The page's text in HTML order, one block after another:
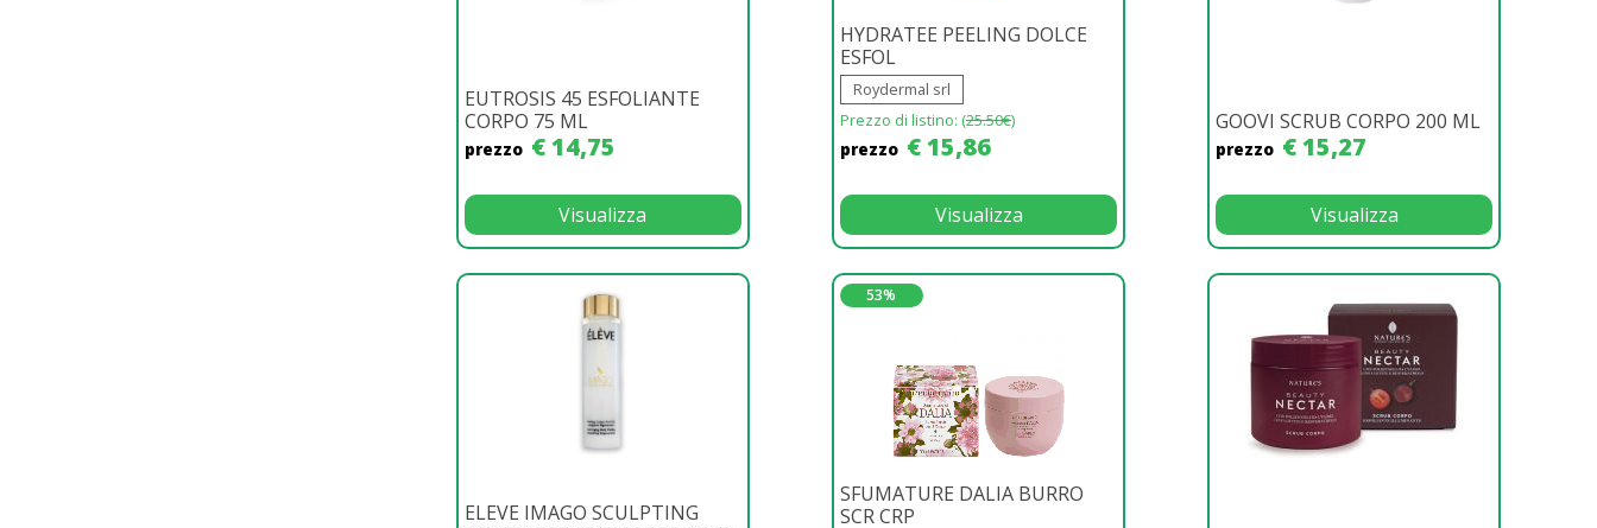
EUTROSIS 45 ESFOLIANTE
CORPO 75 ML
prezzo € 14,75
Visualizza
HYDRATEE PEELING DOLCE
ESFOL
Roydermal srl
Prezzo di listino: (25.50€)
prezzo € 15,86
Visualizza
GOOVI SCRUB CORPO 200 ML
prezzo € 15,27
Visualizza
ELEVE IMAGO SCULPTING
53%
SFUMATURE DALIA BURRO
SCR CRP